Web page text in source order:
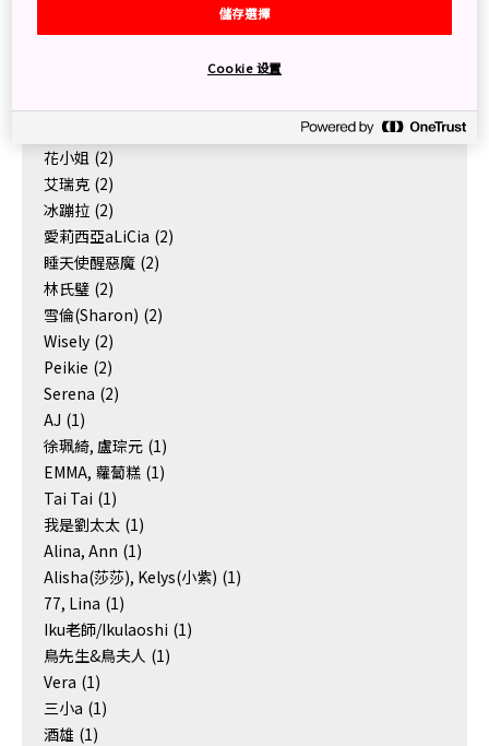
Authors
明太子小姐, 枝豆爸爸, 小枝豆 (5)
花小姐 (2)
艾瑞克 (2)
冰蹦拉 (2)
愛莉西亞aLiCia (2)
睡天使醒惡魔 (2)
林氏璧 (2)
雪倫(Sharon) (2)
Wisely (2)
Peikie (2)
Serena (2)
AJ (1)
徐珮綺, 盧琮元 (1)
EMMA, 蘿蔔糕 (1)
Tai Tai (1)
我是劉太太 (1)
Alina, Ann (1)
Alisha(莎莎), Kelys(小紫) (1)
77, Lina (1)
Iku老師/Ikulaoshi (1)
鳥先生&鳥夫人 (1)
Vera (1)
三小a (1)
酒雄 (1)
儲存選擇
Cookie 设置